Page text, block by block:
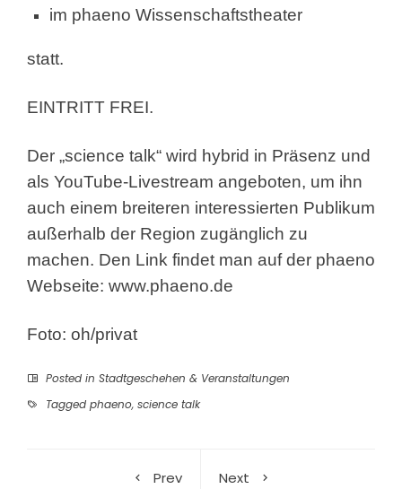
im phaeno Wissenschaftstheater
statt.
EINTRITT FREI.
Der „science talk“ wird hybrid in Präsenz und
als YouTube-Livestream angeboten, um ihn
auch einem breiteren interessierten Publikum
außerhalb der Region zugänglich zu
machen. Den Link findet man auf der phaeno
Webseite: www.phaeno.de
Foto: oh/privat
Posted in Stadtgeschehen & Veranstaltungen
Tagged phaeno, science talk
Prev
Next